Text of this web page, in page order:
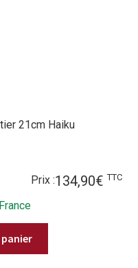
21cm Haiku
Prix :134,90€ TTC